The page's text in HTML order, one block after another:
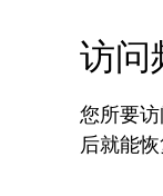
访问
您所要
后就能